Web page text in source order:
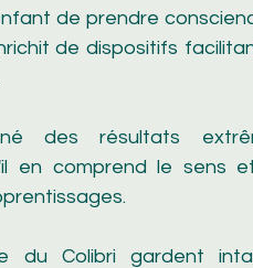
de prendre
de dispositifs
des résultats
en comprend le sens
du Colibri gardent